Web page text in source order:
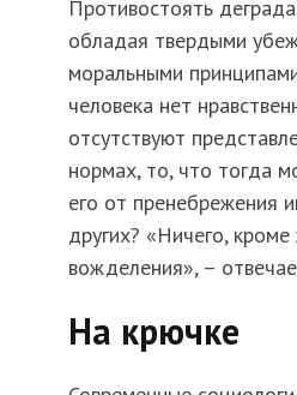
Противостоять
обладая твердыми
моральными
человека нет
отсутствуют
нормах, то, что тогда
его от пренебрежения
других? «Ничего,
вожделения», –
На крючке